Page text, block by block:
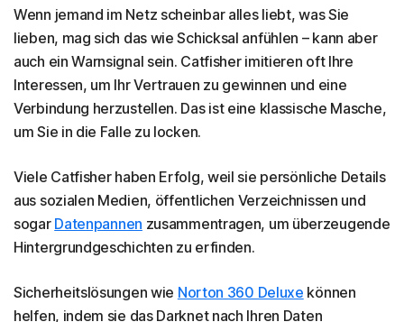
Wenn jemand im Netz scheinbar alles liebt, was Sie
lieben, mag sich das wie Schicksal anfühlen – kann aber
auch ein Warnsignal sein. Catfisher imitieren oft Ihre
Interessen, um Ihr Vertrauen zu gewinnen und eine
Verbindung herzustellen. Das ist eine klassische Masche,
um Sie in die Falle zu locken.
Viele Catfisher haben Erfolg, weil sie persönliche Details
aus sozialen Medien, öffentlichen Verzeichnissen und
sogar Datenpannen zusammentragen, um überzeugende
Hintergrundgeschichten zu erfinden.
Sicherheitslösungen wie Norton 360 Deluxe können
helfen, indem sie das Darknet nach Ihren Daten